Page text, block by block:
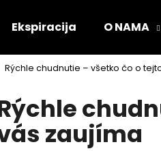
Ekspiracija O NAMA
Rýchle chudnutie – všetko čo o
zaujíma
Što tražite?